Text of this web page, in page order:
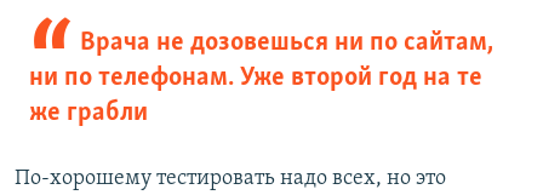
Врача не дозовешься ни по сайтам,
ни по телефонам. Уже второй год на те
же грабли
По-хорошему тестировать надо всех, но это